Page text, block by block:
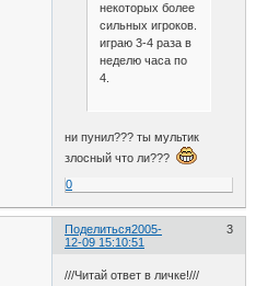
некоторых более
сильных игроков.
играю 3-4 раза в
неделю часа по
4.
ни пунил??? ты мультик
злосный что ли???
0
Поделиться 3
2005-
12-09 15:10:51
///Читай ответ в личке!///